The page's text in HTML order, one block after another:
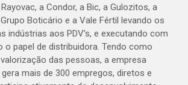
a Condor, a Bic, a Gulozitos, a
Boticário e a Vale Fértil levando os
indústrias aos PDV’s, e executando com
o papel de distribuidora. Tendo como
das pessoas, a empresa
mais de 300 empregos, diretos e